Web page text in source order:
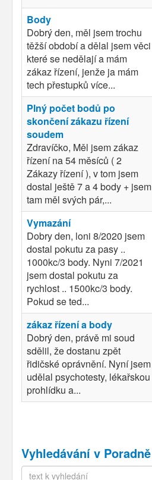
Body
Dobrý den, měl jsem trochu
těžší období a dělal jsem věci
které se nedělají a mám
zákaz řízení, jenže ja mám
tech přestupků více...
Plný počet bodů po
skončení zákazu řízení
soudem
Zdravíčko, Měl jsem zákaz
řízení na 54 měsíců ( 2
Zákazy řízení ), v tom jsem
dostal ještě 7 a 4 body + jsem
tam měl svých pár,...
Vymazání
Dobry den, loni 8/2020 jsem
dostal pokutu za pasy ..
1000kc/3 body. Nyni 7/2021
jsem dostal pokutu za
rychlost .. 1500kc/3 body.
Pokud se ted...
zákaz řízení a body
Dobrý den, právě mi soud
sdělil, že dostanu zpět
řidičské oprávnění. Nyní jsem
udělal psychotesty, lékařskou
prohlídku a...
Vyhledávání v Poradně